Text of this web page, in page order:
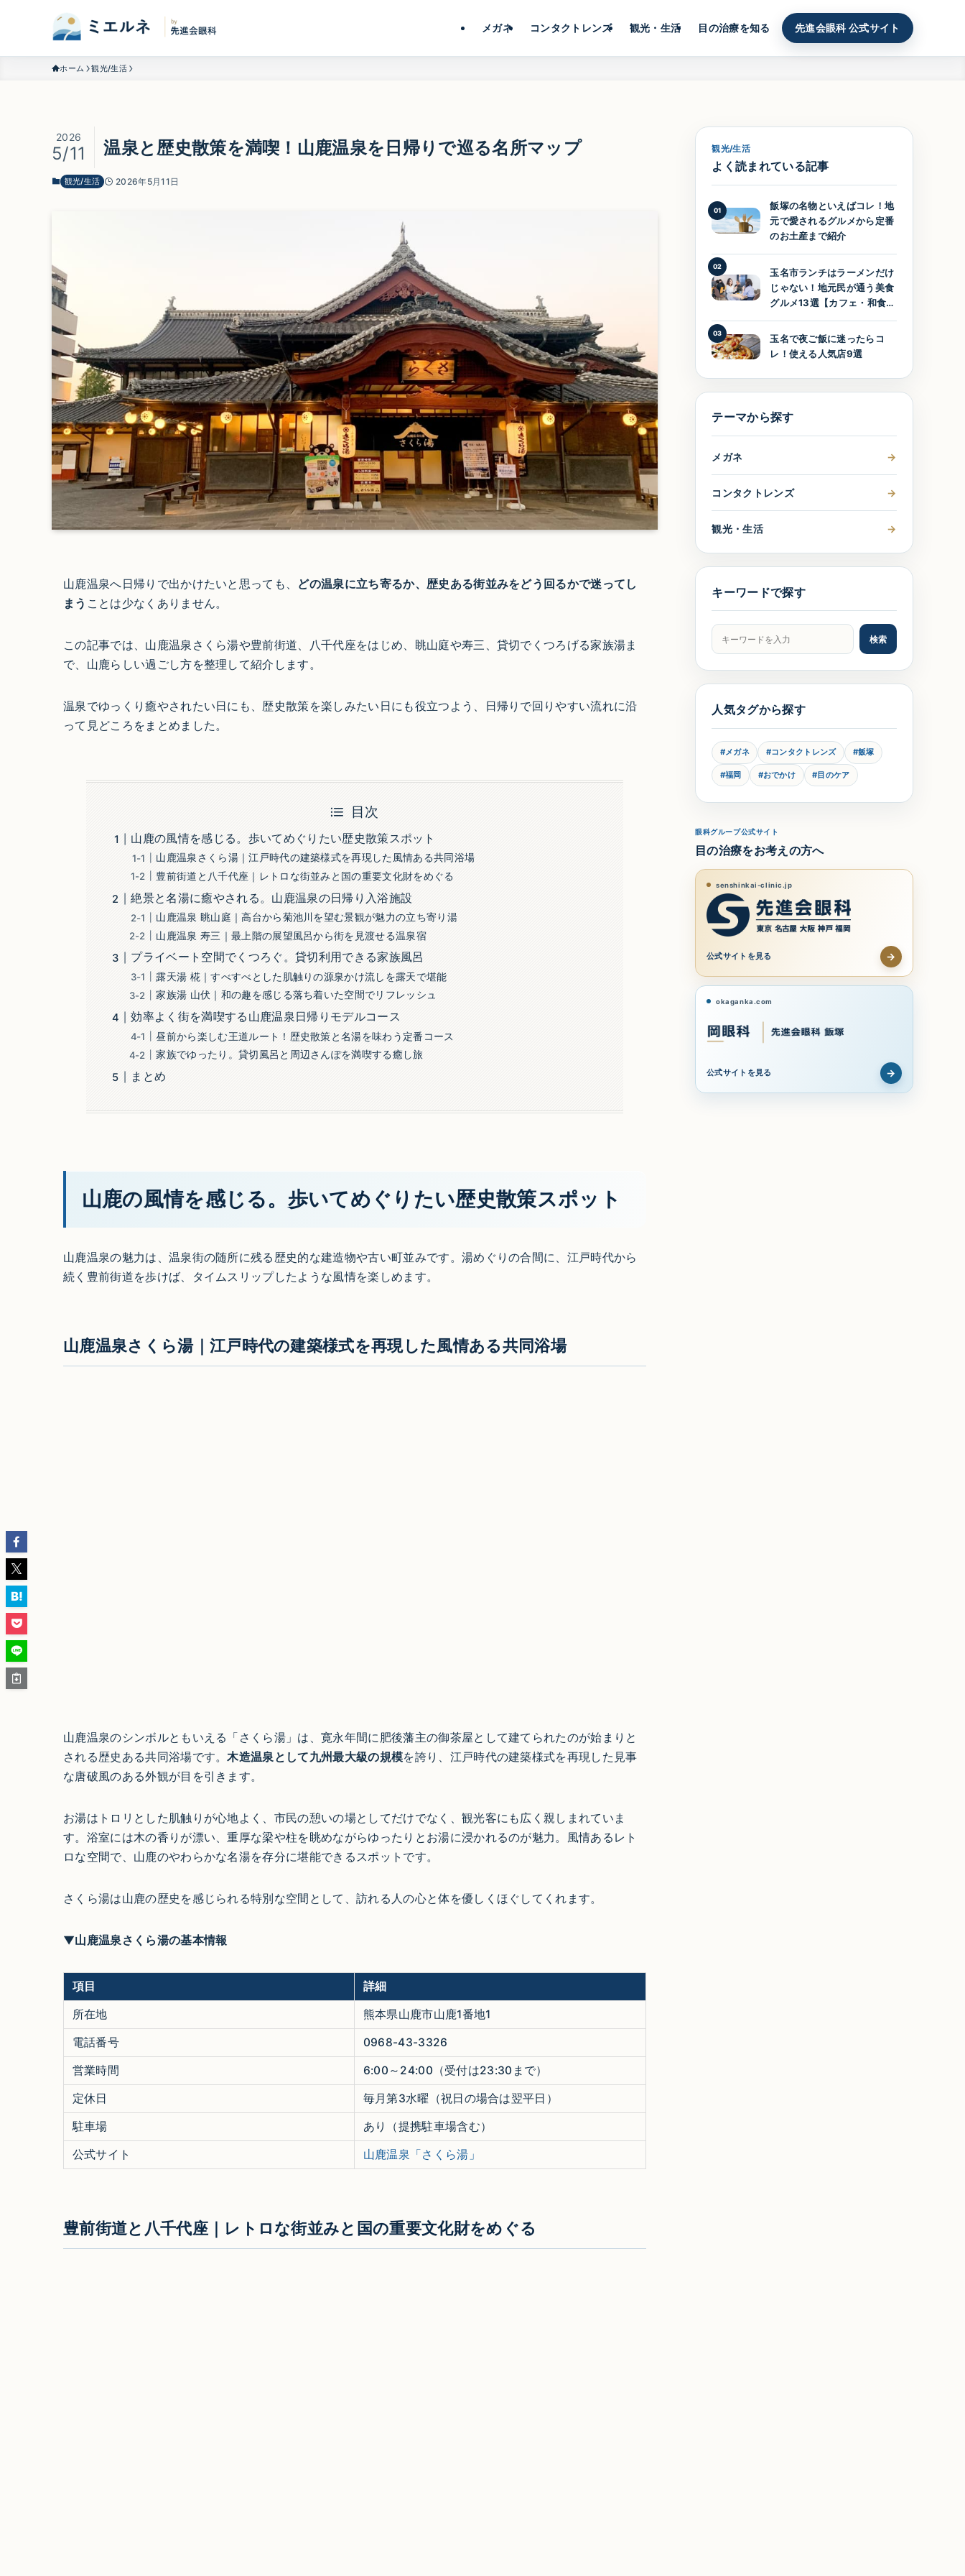
メガネ コンタクトレンズ 観光・生活 目の治療を知る 先進会眼科 公式サイト
ホーム 観光/生活
温泉と歴史散策を満喫！山鹿温泉を日帰りで巡る名所マップ
2026
5/11
観光/生活 2026年5月11日
山鹿温泉へ日帰りで出かけたいと思っても、 どの温泉に立ち寄るか、歴史ある街並みをどう回るかで迷ってし
まう ことは少なくありません。
この記事では、山鹿温泉さくら湯や豊前街道、八千代座をはじめ、眺山庭や寿三、貸切でくつろげる家族湯ま
で、山鹿らしい過ごし方を整理して紹介します。
温泉でゆっくり癒やされたい日にも、歴史散策を楽しみたい日にも役立つよう、日帰りで回りやすい流れに沿
って見どころをまとめました。
目次
山鹿の風情を感じる。歩いてめぐりたい歴史散策スポット
山鹿温泉さくら湯｜江戸時代の建築様式を再現した風情ある共同浴場
豊前街道と八千代座｜レトロな街並みと国の重要文化財をめぐる
絶景と名湯に癒やされる。山鹿温泉の日帰り入浴施設
山鹿温泉 眺山庭｜高台から菊池川を望む景観が魅力の立ち寄り湯
山鹿温泉 寿三｜最上階の展望風呂から街を見渡せる温泉宿
プライベート空間でくつろぐ。貸切利用できる家族風呂
露天湯 椛｜すべすべとした肌触りの源泉かけ流しを露天で堪能
家族湯 山伏｜和の趣を感じる落ち着いた空間でリフレッシュ
効率よく街を満喫する山鹿温泉日帰りモデルコース
昼前から楽しむ王道ルート！歴史散策と名湯を味わう定番コース
家族でゆったり。貸切風呂と周辺さんぽを満喫する癒し旅
まとめ
山鹿の風情を感じる。歩いてめぐりたい歴史散策スポット
山鹿温泉の魅力は、温泉街の随所に残る歴史的な建造物や古い町並みです。湯めぐりの合間に、江戸時代から
続く豊前街道を歩けば、タイムスリップしたような風情を楽しめます。
山鹿温泉さくら湯｜江戸時代の建築様式を再現した風情ある共同浴場
山鹿温泉のシンボルともいえる「さくら湯」は、寛永年間に肥後藩主の御茶屋として建てられたのが始まりと
される歴史ある共同浴場です。木造温泉として九州最大級の規模を誇り、江戸時代の建築様式を再現した見事
な唐破風のある外観が目を引きます。
お湯はトロリとした肌触りが心地よく、市民の憩いの場としてだけでなく、観光客にも広く親しまれていま
す。浴室には木の香りが漂い、重厚な梁や柱を眺めながらゆったりとお湯に浸かれるのが魅力。風情あるレト
ロな空間で、山鹿のやわらかな名湯を存分に堪能できるスポットです。
さくら湯は山鹿の歴史を感じられる特別な空間として、訪れる人の心と体を優しくほぐしてくれます。
▼山鹿温泉さくら湯の基本情報
項目 詳細
所在地 熊本県山鹿市山鹿1番地1
電話番号 0968-43-3326
営業時間 6:00～24:00（受付は23:30まで）
定休日 毎月第3水曜（祝日の場合は翌平日）
駐車場 あり（提携駐車場含む）
公式サイト 山鹿温泉「さくら湯」
豊前街道と八千代座｜レトロな街並みと国の重要文化財をめぐる
観光/生活
よく読まれている記事
01
飯塚の名物といえばコレ！地
元で愛されるグルメから定番
のお土産まで紹介
02
玉名市ランチはラーメンだけ
じゃない！地元民が通う美食
グルメ13選【カフェ・和食・
03
玉名で夜ご飯に迷ったらコ
レ！使える人気店9選
テーマから探す
メガネ →
コンタクトレンズ →
観光・生活 →
キーワードで探す
記事をキーワードで検索
検索
人気タグから探す
#メガネ #コンタクトレンズ #飯塚
#福岡 #おでかけ #目のケア
眼科グループ公式サイト
目の治療をお考えの方へ
senshinkai-clinic.jp
公式サイトを見る →
okaganka.com
公式サイトを見る →